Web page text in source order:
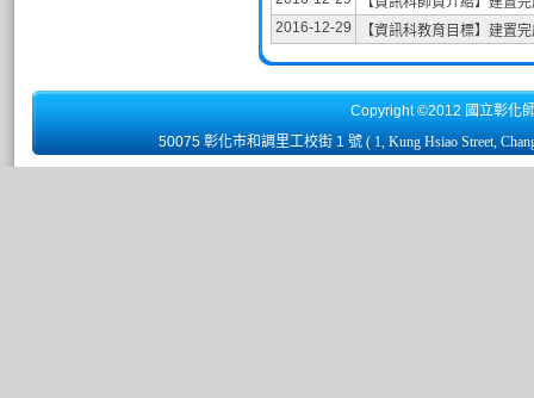
2016-12-29
【資訊科教育目標】建置
Copyright ©2012 國立彰化
50075 彰化市和調里工校街 1 號 ( 1, Kung Hsiao Street,